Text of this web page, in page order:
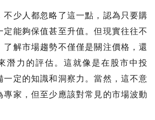
不少人都忽略了這一點，認為只要購
定能夠保值甚至升值。但現實往往不
了解市場趨勢不僅僅是關注價格，還
潛力的評估。這就像是在股市中投
一定的知識和洞察力。當然，這不意
專家，但至少應該對常見的市場波動